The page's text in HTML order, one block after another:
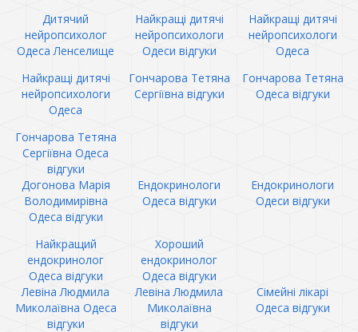
Дитячий
нейропсихолог
Одеса Ленселище
Найкращі дитячі
нейропсихологи
Одеси відгуки
Найкращі дитячі
нейропсихологи
Одеса
Найкращі дитячі
нейропсихологи
Одеса
Гончарова Тетяна
Сергіївна відгуки
Гончарова Тетяна
Одеса відгуки
Гончарова Тетяна
Сергіївна Одеса
відгуки
Догонова Марія
Володимирівна
Одеса відгуки
Ендокринологи
Одеса відгуки
Ендокринологи
Одеси відгуки
Найкращий
ендокринолог
Одеса відгуки
Хороший
ендокринолог
Одеса відгуки
Левіна Людмила
Миколаївна Одеса
відгуки
Левіна Людмила
Миколаївна
відгуки
Сімейні лікарі
Одеса відгуки